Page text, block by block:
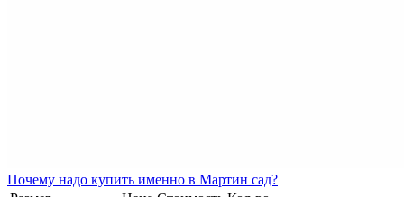
Почему надо купить именно в Мартин сад?